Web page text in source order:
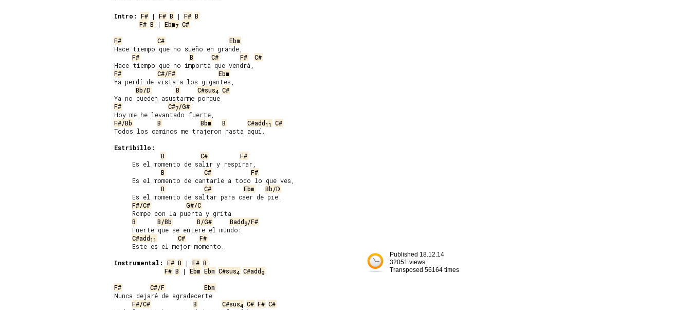
Intro: F# | F# B | F# B
F# B | Ebm7 C#
F#
C#
Ebm
Hace tiempo que no sueño en grande,
F#
B C# F#
C#
F#
C#/F#
Ebm
Ya perdí de vista a los gigantes,
Bb/D
B C#sus4 C#
F#
C#7/G#
F#/Bb
B Bbm B C#add11
C#
Todos los caminos me trajeron hasta aquí.
Estribillo:
B
C#
F#
     Es el momento de salir y respirar,
B
C#
F#
     Es el momento de cantarle a todo lo que ves,
B
C# Ebm
Bb/D
     Es el momento de saltar para caer de pie.
F#/C#
G#/C
     Rompe con la puerta y grita
B
B/Bb B/G# Badd9/F#
     Fuerte que se entere el mundo:
C#add11 C#
F#
     Este es el mejor momento.
Instrumental:
F# B | F# B
F# B | Ebm Ebm C#sus4 C#add9
F# C#/F
Ebm
Nunca dejaré de agradecerte
F#/C#
B C#sus4 C# F# C#
Published 18.12.14
32051 views
Transposed 56164 times